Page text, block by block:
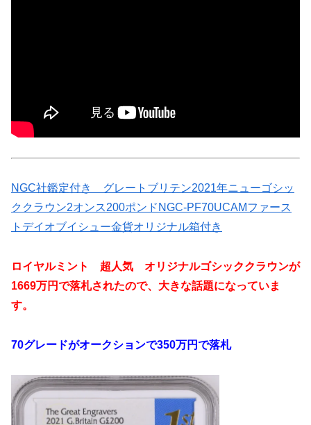
NGC社鑑定付き グレートブリテン2021年ニューゴシッ
ククラウン2オンス200ポンドNGC-PF70UCAMファース
トデイオブイシュー金貨オリジナル箱付き
ロイヤルミント 超人気 オリジナルゴシッククラウンが
1669万円で落札されたので、大きな話題になっていま
す。
70グレードがオークションで350万円で落札